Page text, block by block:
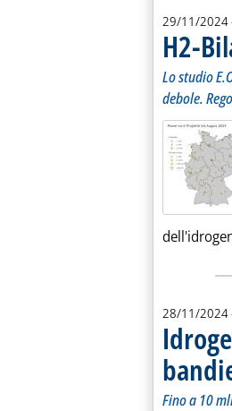
29/11/2024
H2-
Lo studio
debole.
28/11/2024
Fino a 10